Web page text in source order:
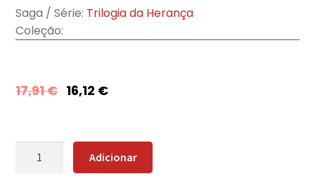
Saga / Série: Trilogia da Herança
Coleção:
17,91€ 16,12 €
Quantidade
Adicionar